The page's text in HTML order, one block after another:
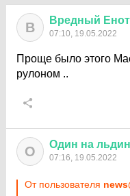
В Вредный Енот
07:10, 19.05.2022
Проще было этого
рулоном ..
О Один на
07:16, 19.05.2022
От пользователя